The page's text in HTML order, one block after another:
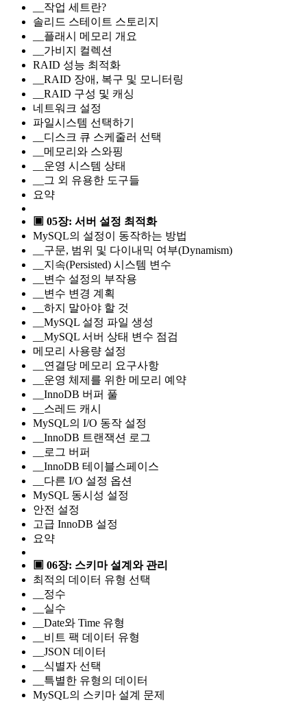
__작업 세트란?
솔리드 스테이트 스토리지
__플래시 메모리 개요
__가비지 컬렉션
RAID 성능 최적화
__RAID 장애, 복구 및 모니터링
__RAID 구성 및 캐싱
네트워크 설정
파일시스템 선택하기
__디스크 큐 스케줄러 선택
__메모리와 스와핑
__운영 시스템 상태
__그 외 유용한 도구들
요약
▣ 05장: 서버 설정 최적화
MySQL의 설정이 동작하는 방법
__구문, 범위 및 다이내믹 여부(Dynamism)
__지속(Persisted) 시스템 변수
__변수 설정의 부작용
__변수 변경 계획
__하지 말아야 할 것
__MySQL 설정 파일 생성
__MySQL 서버 상태 변수 점검
메모리 사용량 설정
__연결당 메모리 요구사항
__운영 체제를 위한 메모리 예약
__InnoDB 버퍼 풀
__스레드 캐시
MySQL의 I/O 동작 설정
__InnoDB 트랜잭션 로그
__로그 버퍼
__InnoDB 테이블스페이스
__다른 I/O 설정 옵션
MySQL 동시성 설정
안전 설정
고급 InnoDB 설정
요약
▣ 06장: 스키마 설계와 관리
최적의 데이터 유형 선택
__정수
__실수
__Date와 Time 유형
__비트 팩 데이터 유형
__JSON 데이터
__식별자 선택
__특별한 유형의 데이터
MySQL의 스키마 설계 문제